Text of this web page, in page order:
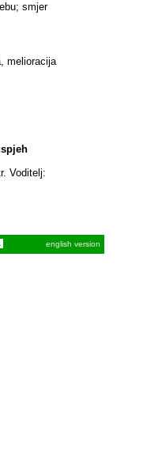
smjer
melioracija
Voditelj:
english version